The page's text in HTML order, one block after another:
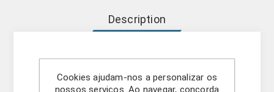
Description
preparação de géis de poliacrilamida para
Cookies ajudam-nos a personalizar os
nossos serviços. Ao navegar, concorda